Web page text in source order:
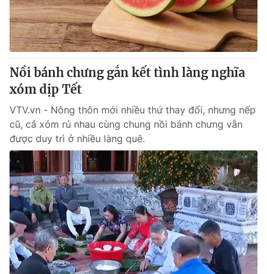
Sản phẩm
Thị trường
Tư vấn
Lịch phát sóng
Chuyên mục khác
Emagazine
Photo Infographic
Video Shorts video
VTV Money VTV Thể thao
VTV Sức khoẻ Bất động sản
Thị trường 24h Tấm lòng Việt
Nồi bánh chưng gắn kết tình làng nghĩa
xóm dịp Tết
VTV.vn - Nông thôn mới nhiều thứ thay đổi, nhưng nếp
cũ, cả xóm rủ nhau cùng chung nồi bánh chưng vẫn
được duy trì ở nhiều làng quê.